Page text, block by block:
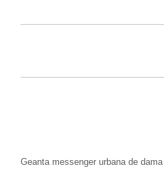
Geanta messenger urbana de